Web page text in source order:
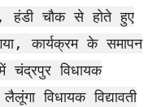
हंडी चौक से होते हुए
कार्यक्रम के समापन
विधायक
विधायक विद्यावती